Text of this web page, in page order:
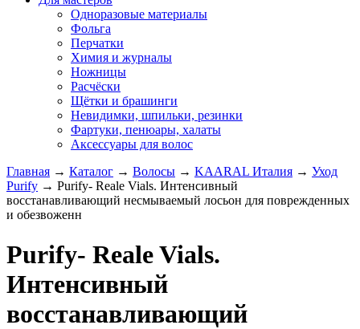
Одноразовые материалы
Фольга
Перчатки
Химия и журналы
Ножницы
Расчёски
Щётки и брашинги
Невидимки, шпильки, резинки
Фартуки, пенюары, халаты
Аксессуары для волос
Главная → Каталог → Волосы → KAARAL Италия → Уход
Purify → Purify- Reale Vials. Интенсивный
восстанавливающий несмываемый лосьон для поврежденных
и обезвоженн
Purify- Reale Vials.
Интенсивный
восстанавливающий